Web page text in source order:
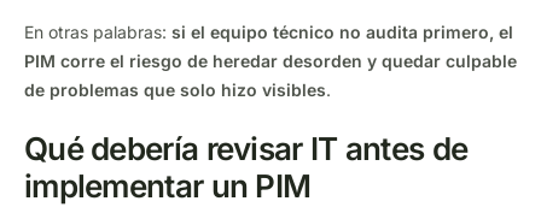
En otras palabras: si el equipo técnico no audita primero, el
PIM corre el riesgo de heredar desorden y quedar culpable
de problemas que solo hizo visibles.
Qué debería revisar IT antes de
implementar un PIM